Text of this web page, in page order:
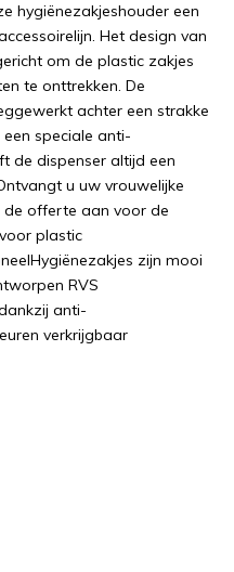
hygiënezakjeshouder een
Het design van
om de plastic zakjes
te onttrekken. De
achter een strakke
speciale anti-
de dispenser altijd een
u uw vrouwelijke
offerte aan voor de
plastic
zijn mooi
RVS
anti-
verkrijgbaar